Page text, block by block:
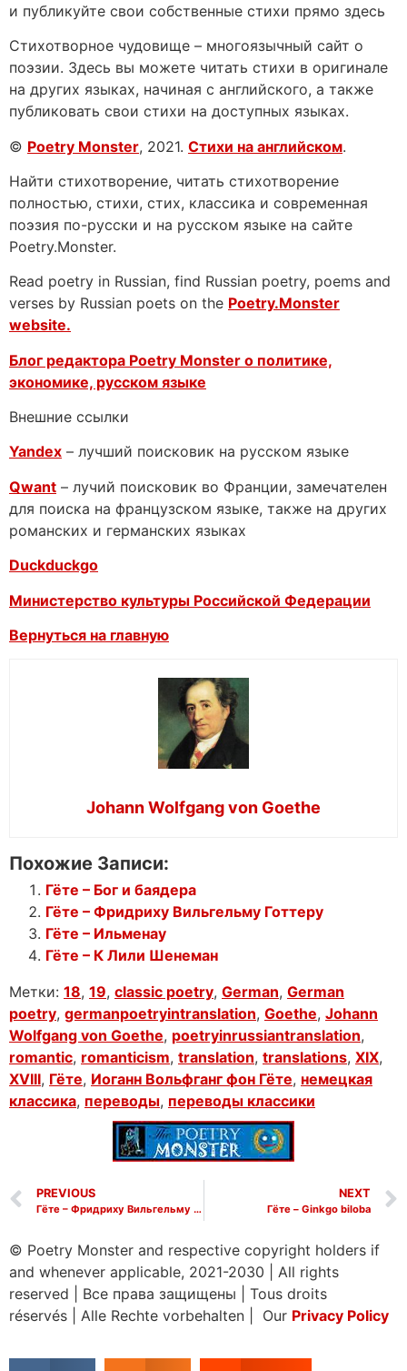
и публикуйте свои собственные стихи прямо здесь
Стихотворное чудовище – многоязычный сайт о
поэзии. Здесь вы можете читать стихи в оригинале
на других языках, начиная с английского, а также
публиковать свои стихи на доступных языках.
© Poetry Monster, 2021. Стихи на английском.
Найти стихотворение, читать стихотворение
полностью, стихи, стих, классика и современная
поэзия по-русски и на русском языке на сайте
Poetry.Monster.
Read poetry in Russian, find Russian poetry, poems and
verses by Russian poets on the Poetry.Monster
website.
Блог редактора Poetry Monster о политике,
экономике, русском языке
Внешние ссылки
Yandex – лучший поисковик на русском языке
Qwant – лучий поисковик во Франции, замечателен
для поиска на французском языке, также на других
романских и германских языках
Duckduckgo
Министерство культуры Российской Федерации
Вернуться на главную
Johann Wolfgang von Goethe
Похожие Записи:
Гёте – Бог и баядера
Гёте – Фридриху Вильгельму Готтеру
Гёте – Ильменау
Гёте – К Лили Шенеман
Метки: 18, 19, classic poetry, German, German
poetry, germanpoetryintranslation, Goethe, Johann
Wolfgang von Goethe, poetryinrussiantranslation,
romantic, romanticism, translation, translations, XIX,
XVIII, Гёте, Иоганн Вольфганг фон Гёте, немецкая
классика, переводы, переводы классики
PREVIOUS
Гёте – Фридриху Вильгельму Готтеру
NEXT
Гёте – Ginkgo biloba
© Poetry Monster and respective copyright holders if
and whenever applicable, 2021-2030
All rights
reserved
Все права защищены
Tous droits
réservés
Alle Rechte vorbehalten | Our Privacy Policy